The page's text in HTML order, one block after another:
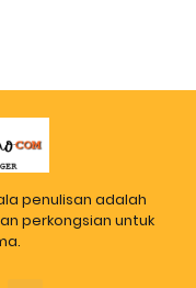
penulisan adalah
perkongsian untuk